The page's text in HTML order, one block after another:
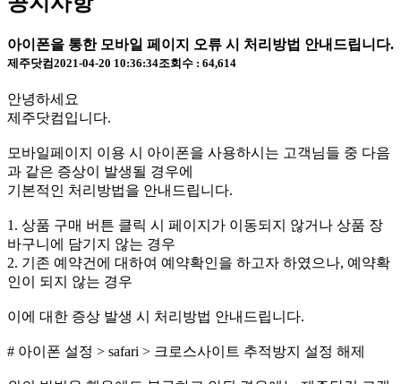
아이폰을 통한 모바일 페이지 오류 시 처리방법 안내드립니다.
제주닷컴 2021-04-20 10:36:34조회수 : 64,614
안녕하세요
제주닷컴입니다.
모바일페이지 이용 시 아이폰을 사용하시는 고객님들 중 다음
과 같은 증상이 발생될 경우에
기본적인 처리방법을 안내드립니다.
1. 상품 구매 버튼 클릭 시 페이지가 이동되지 않거나 상품 장
바구니에 담기지 않는 경우
2. 기존 예약건에 대하여 예약확인을 하고자 하였으나, 예약확
인이 되지 않는 경우
이에 대한 증상 발생 시 처리방법 안내드립니다.
# 아이폰 설정 > safari > 크로스사이트 추적방지 설정 해제